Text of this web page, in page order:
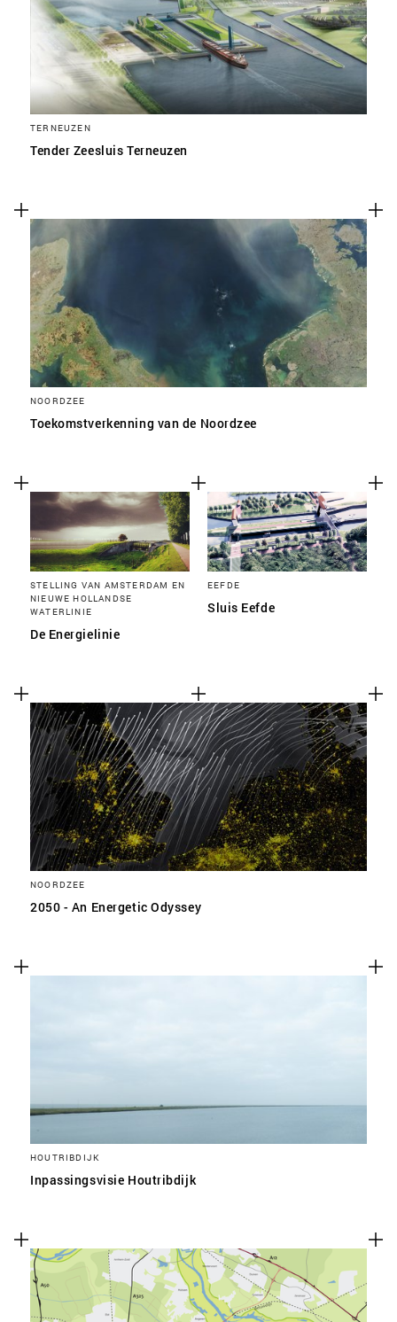
TERNEUZEN
Tender Zeesluis Terneuzen
NOORDZEE
Toekomstverkenning van de Noordzee
STELLING VAN AMSTERDAM EN
NIEUWE HOLLANDSE
WATERLINIE
De Energielinie
EEFDE
Sluis Eefde
NOORDZEE
2050 - An Energetic Odyssey
HOUTRIBDIJK
Inpassingsvisie Houtribdijk